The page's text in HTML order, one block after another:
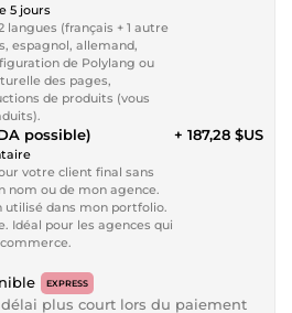
5 jours
langues (français + 1 autre
espagnol, allemand,
de Polylang ou
des pages,
de produits (vous
possible)
votre client final sans
nom ou de mon agence.
utilisé dans mon portfolio.
Idéal pour les agences qui
+ 187,28 $US
EXPRESS
plus court lors du paiement